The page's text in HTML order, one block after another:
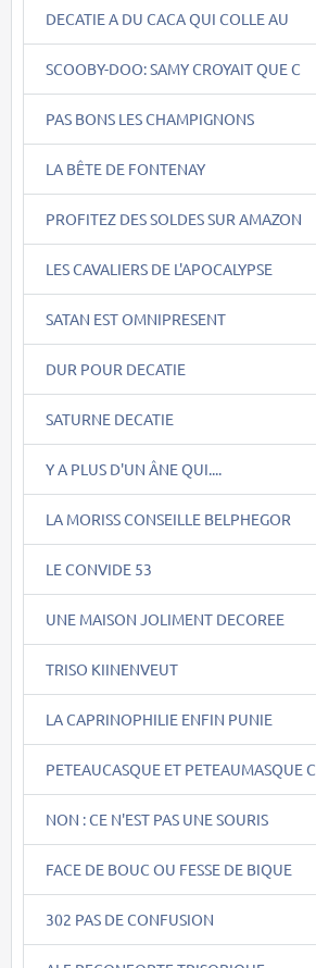
DECATIE A DU CACA QUI COLLE AU
SCOOBY-DOO: SAMY CROYAIT QUE C
PAS BONS LES CHAMPIGNONS
LA BÊTE DE FONTENAY
PROFITEZ DES SOLDES SUR AMAZON
LES CAVALIERS DE L'APOCALYPSE
SATAN EST OMNIPRESENT
DUR POUR DECATIE
SATURNE DECATIE
Y A PLUS D'UN ÂNE QUI....
LA MORISS CONSEILLE BELPHEGOR
LE CONVIDE 53
UNE MAISON JOLIMENT DECOREE
TRISO KIINENVEUT
LA CAPRINOPHILIE ENFIN PUNIE
PETEAUCASQUE ET PETEAUMASQUE C
NON : CE N'EST PAS UNE SOURIS
FACE DE BOUC OU FESSE DE BIQUE
302 PAS DE CONFUSION